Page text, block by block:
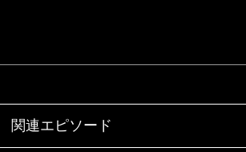
関連エピソード